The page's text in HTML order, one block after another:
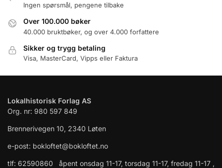
Ingen spørsmål, pengene tilbake
Over 100.000 bøker
40.000 bruktbøker, og over 4.000 forfattere
Sikker og trygg betaling
Visa, MasterCard, Vipps eller Faktura
Lokalhistorisk Forlag AS
Org. nr: 980 597 849
Brennerivegen 10, 2340 Løten
e-post: bokloftet@bokloftet.no
tlf: 62590860 åpent onsdag 11-17, torsdag 11-17, fredag 11-17 ,